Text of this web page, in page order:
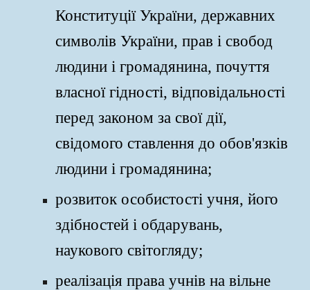
Конституції України, державних
символів України, прав і свобод
людини і громадянина, почуття
власної гідності, відповідальності
перед законом за свої дії,
свідомого ставлення до обов'язків
людини і громадянина;
розвиток особистості учня, його
здібностей і обдарувань,
наукового світогляду;
реалізація права учнів на вільне